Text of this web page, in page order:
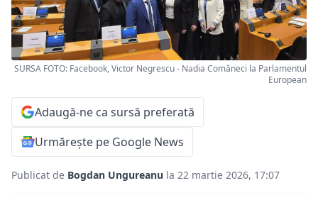
SURSA FOTO: Facebook, Victor Negrescu - Nadia Comăneci la Parlamentul
European
Adaugă-ne ca sursă preferată
Urmărește pe Google News
Publicat de Bogdan Ungureanu la 22 martie 2026, 17:07